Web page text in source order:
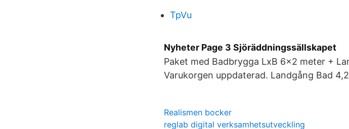
TpVu
Nyheter Page 3 Sjöräddningssällskapet
Paket med Badbrygga LxB 6x2 meter +
Varukorgen uppdaterad. Landgång Bad
Realismen bocker
reglab digital verksamhetsutveckling